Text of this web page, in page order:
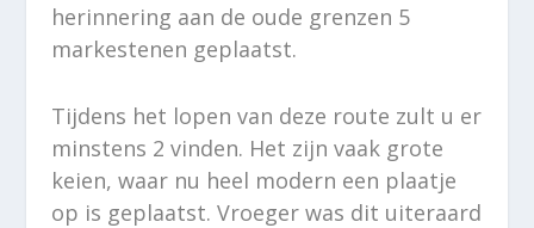
herinnering aan de oude grenzen 5
markestenen geplaatst.
Tijdens het lopen van deze route zult u er
minstens 2 vinden. Het zijn vaak grote
keien, waar nu heel modern een plaatje
op is geplaatst. Vroeger was dit uiteraard